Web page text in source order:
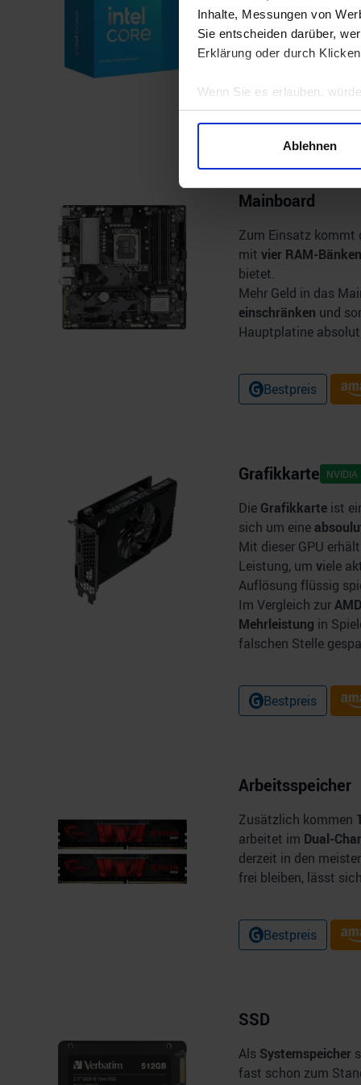
Inhalte, Messungen von
Sie entscheiden darüber,
Erklärung oder durch
Wenn Sie es erlauben,
Informationen über Ihre
Erfahren Sie mehr darüber,
und die Zugriffe auf unsere
Website an unsere Partner
möglicherweise mit
der Dienste gesammelt
Ablehnen
verhältnismäßig
Die Intel CPU bietet
aktuell hier nur 4-
Bestpreis
Mainboard
Zum Einsatz kommt
mit vier RAM-Bänken
bietet.
Mehr Geld in das
einschränken und
Hauptplatine
Bestpreis
Grafikkarte NVIDIA
Die Grafikkarte ist
sich um eine
Mit dieser GPU
Leistung, um viele
Auflösung flüssig
Im Vergleich zur
Mehrleistung in
falschen Stelle
Bestpreis
Arbeitsspeicher
Zusätzlich kommen
arbeitet im Dual-
derzeit in den
frei bleiben, lässt
Bestpreis
SSD
Als Systemspeicher
fast schon zum